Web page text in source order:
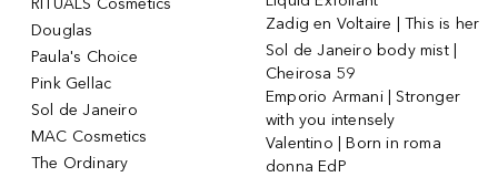
RITUALS Cosmetics
Douglas
Paula's Choice
Pink Gellac
Sol de Janeiro
MAC Cosmetics
The Ordinary
Zadig en Voltaire | This is her
Sol de Janeiro body mist |
Cheirosa 59
Emporio Armani | Stronger
with you intensely
Valentino | Born in roma
donna EdP